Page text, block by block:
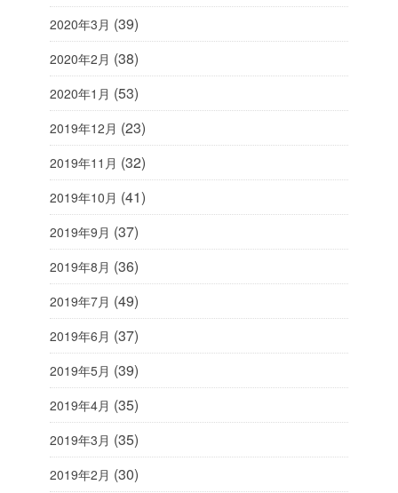
2020年3月 (39)
2020年2月 (38)
2020年1月 (53)
2019年12月 (23)
2019年11月 (32)
2019年10月 (41)
2019年9月 (37)
2019年8月 (36)
2019年7月 (49)
2019年6月 (37)
2019年5月 (39)
2019年4月 (35)
2019年3月 (35)
2019年2月 (30)